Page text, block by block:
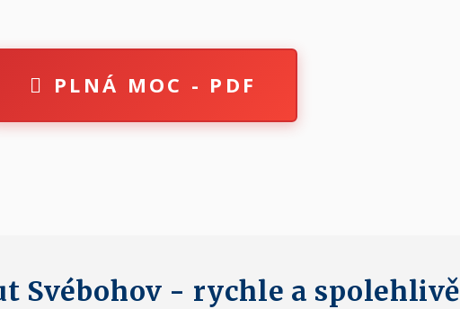
PLNÁ MOC - PDF
Svébohov - rychle a spolehlivě